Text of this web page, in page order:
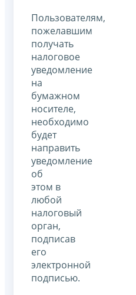
Пользователям,
пожелавшим
получать
налоговое
уведомление
на
бумажном
носителе,
необходимо
будет
направить
уведомление
об
этом в
любой
налоговый
орган,
подписав
его
электронной
подписью.